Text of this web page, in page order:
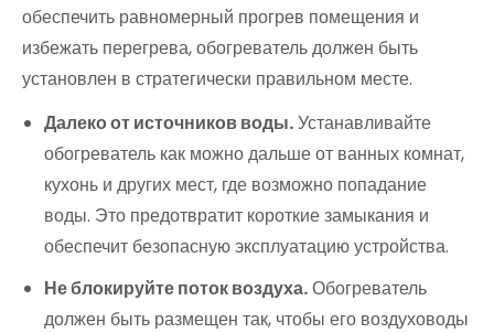
обеспечить равномерный прогрев помещения и
избежать перегрева, обогреватель должен быть
установлен в стратегически правильном месте.
Далеко от источников воды.Устанавливайте
обогреватель как можно дальше от ванных комнат,
кухонь и других мест, где возможно попадание
воды. Это предотвратит короткие замыкания и
обеспечит безопасную эксплуатацию устройства.
Не блокируйте поток воздуха.Обогреватель
должен быть размещен так, чтобы его воздуховоды